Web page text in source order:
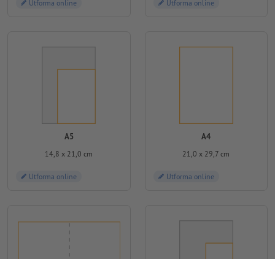
Utforma online Utforma online
A5
14,8 x 21,0 cm
Utforma online
A4
21,0 x 29,7 cm
Utforma online